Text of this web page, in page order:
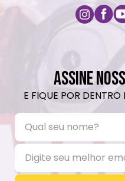
ASSINE
E FIQUE POR